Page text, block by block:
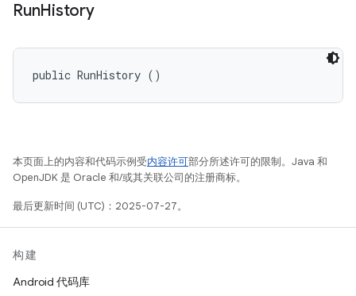
RunHistory
public RunHistory ()
本页面上的内容和代码示例受内容许可部分所述许可的限制。Java 和
OpenJDK 是 Oracle 和/或其关联公司的注册商标。
最后更新时间 (UTC)：2025-07-27。
构建
Android 代码库